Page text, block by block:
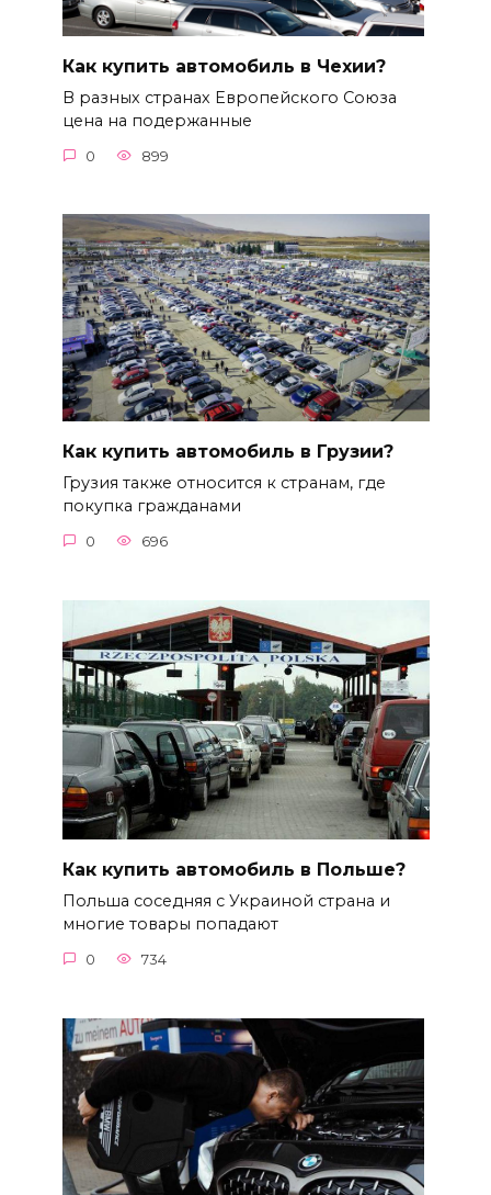
Как купить автомобиль в Чехии?
В разных странах Европейского Союза
цена на подержанные
0 899
Как купить автомобиль в Грузии?
Грузия также относится к странам, где
покупка гражданами
0 696
Как купить автомобиль в Польше?
Польша соседняя с Украиной страна и
многие товары попадают
0 734